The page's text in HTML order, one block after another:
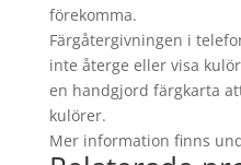
förekomma.
Färgåtergivningen i
inte återge eller visa
en handgjord färgkarta
kulörer.
Mer information finns